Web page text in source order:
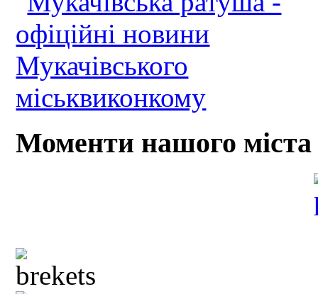
Моменти нашого міста